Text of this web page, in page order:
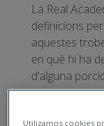
La Real
definicions
aquestes
en què hi ha
d'alguna
Utilizamos cookies